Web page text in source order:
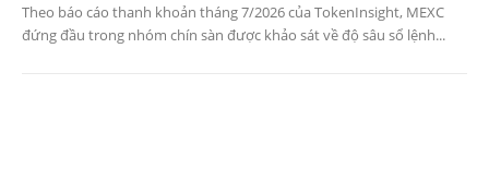
Theo báo cáo thanh khoản tháng 7/2026 của TokenInsight, MEXC
đứng đầu trong nhóm chín sàn được khảo sát về độ sâu sổ lệnh...